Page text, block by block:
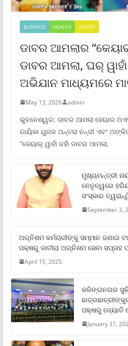
BUSINESS HEALTH LATEST
ଡାବର ଆମଲାର “କେୟାର୍
ଡାବର ଆମଲା, ଘର୍ ୱାହାଁ
ଅଭିଯାନ ମାଧ୍ୟମରେ
May 13, 2026 admin
ଭୁବନେଶ୍ୱର: ଡାବର ଆମଲା ହେୟାର
ଗାୟିକା ଯୁଗଳ ଅନ୍ତରା ନନ୍ଦୀ ଏବଂ
“କେୟାର୍ ୱାହାଁ ଜହାଁ ଡାବର ଆମଲା,
ମୁଖ୍ୟମନ୍ତ୍ରୀ
ନେତୃତ୍ୱରେ
ସଂସ୍କାର
September 3,
ଅଗ୍ନିଶମ କର୍ମଚାରୀଙ୍କୁ ସମ୍ମାନ ଜଣାଇ
ପକ୍ଷରୁ ଜାତୀୟ ଅଗ୍ନିଶମ ସେବା ସପ୍ତାହ
April 15, 2025
କଳିଙ୍ଗନଗର
ପକ୍ଷରୁ ଜ୍ୟୋତି
January 31,